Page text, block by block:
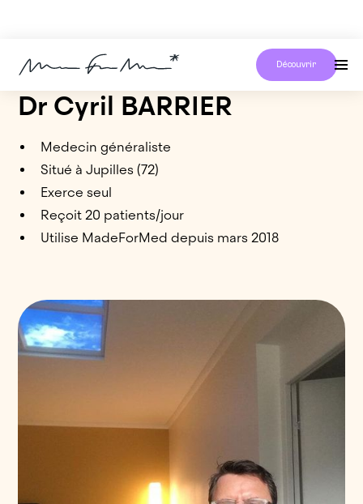
Découvrir
Dr Cyril BARRIER
Medecin généraliste
Situé à Jupilles (72)
Exerce seul
Reçoit 20 patients/jour
Utilise MadeForMed depuis mars 2018